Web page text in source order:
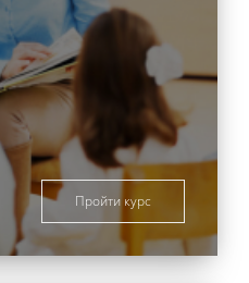
Пройти курс